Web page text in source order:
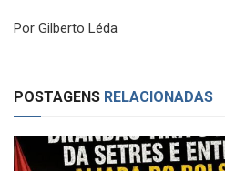
Por Gilberto Léda
POSTAGENS RELACIONADAS